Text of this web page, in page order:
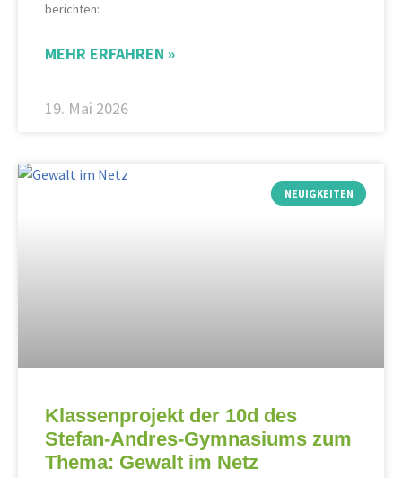
berichten:
MEHR ERFAHREN »
19. Mai 2026
NEUIGKEITEN
Klassenprojekt der 10d des
Stefan-Andres-Gymnasiums zum
Thema: Gewalt im Netz